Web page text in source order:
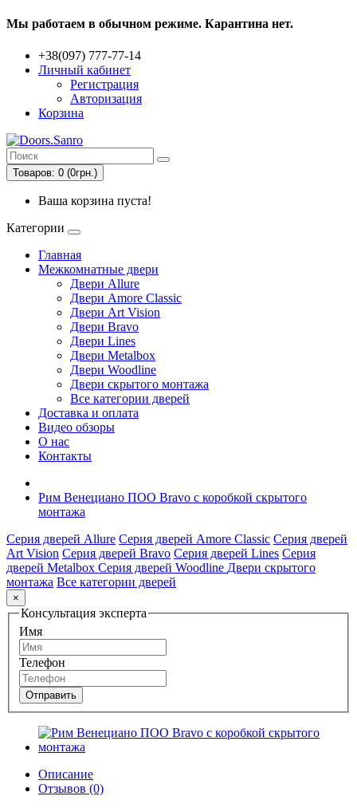
Мы работаем в обычном режиме. Карантина нет.
+38(097) 777-77-14
Личный кабинет
Регистрация
Авторизация
Корзина
Товаров: 0 (0грн.)
Ваша корзина пуста!
Категории
Главная
Межкомнатные двери
Двери Allure
Двери Amore Classic
Двери Art Vision
Двери Bravo
Двери Lines
Двери Metalbox
Двери Woodline
Двери скрытого монтажа
Все категории дверей
Доставка и оплата
Видео обзоры
О нас
Контакты
Рим Венециано ПОО Bravo с коробкой скрытого
монтажа
Серия дверей Allure Серия дверей Amore Classic Серия дверей
Art Vision Серия дверей Bravo Серия дверей Lines Серия
дверей Metalbox Серия дверей Woodline Двери скрытого
монтажа Все категории дверей
×
Консультация эксперта
Имя
Телефон
Отправить
Описание
Отзывов (0)